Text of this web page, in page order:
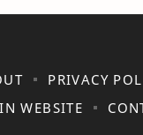
PRIVACY
WEBSITE